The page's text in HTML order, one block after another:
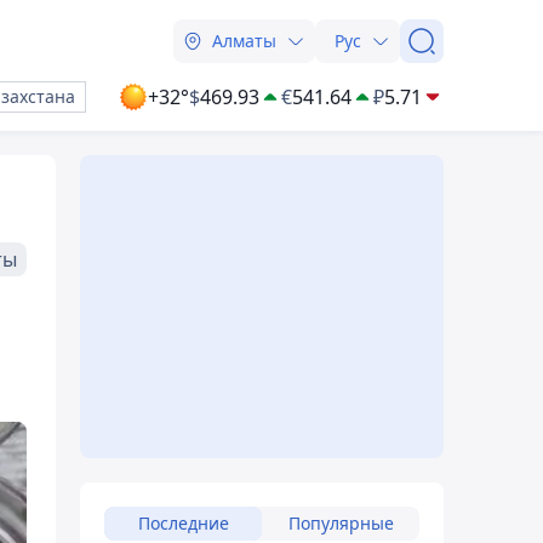
Алматы Рус
+32°$469.93 €541.64 ₽5.71
Последние Популярные